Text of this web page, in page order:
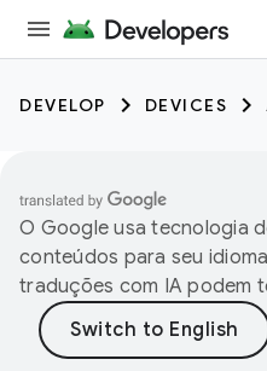
DEVELOP DEVICES
O Google usa tecnologia
conteúdos para seu
traduções com IA podem